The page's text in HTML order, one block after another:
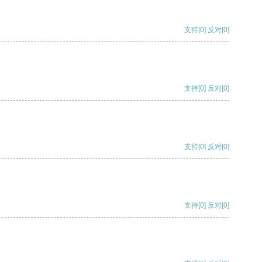
支持[0] 反对[0]
支持[0] 反对[0]
支持[0] 反对[0]
支持[0] 反对[0]